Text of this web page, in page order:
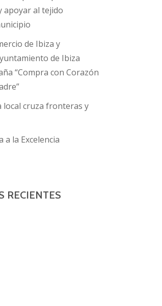
apoyar al tejido
de Ibiza y
de Ibiza
“Compra con Corazón
local cruza fronteras y
a la Excelencia
RECIENTES